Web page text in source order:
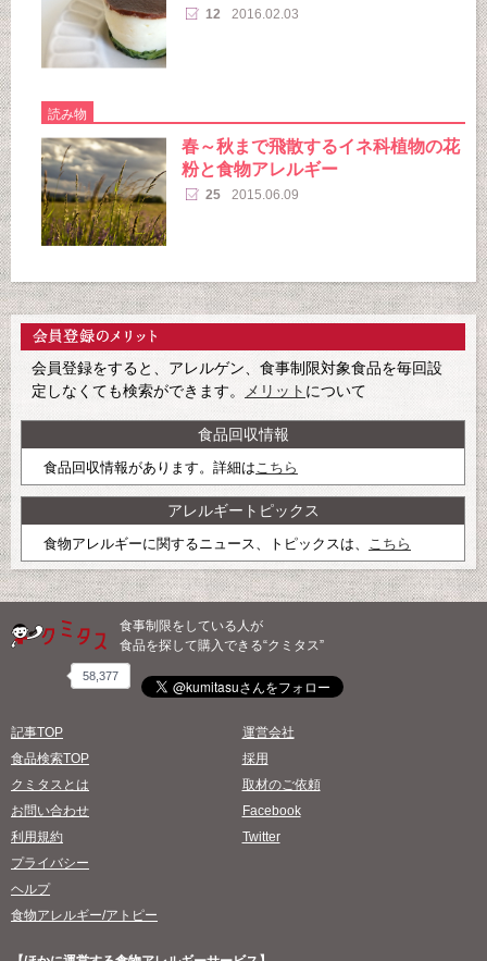
12 2016.02.03
読み物
春～秋まで飛散するイネ科植物の花
粉と食物アレルギー
25 2015.06.09
会員登録をすると、アレルゲン、食事制限対象食品を毎回設
定しなくても検索ができます。
メリット について
食品回収情報
食品回収情報があります。詳細はこちら
アレルギートピックス
食物アレルギーに関するニュース、トピックスは、 こちら
食事制限をしている人が
食品を探して購入できる“クミタス”
58,377
記事TOP
食品検索TOP
クミタスとは
お問い合わせ
利用規約
プライバシー
ヘルプ
食物アレルギー/アトピー
運営会社
採用
取材のご依頼
Facebook
Twitter